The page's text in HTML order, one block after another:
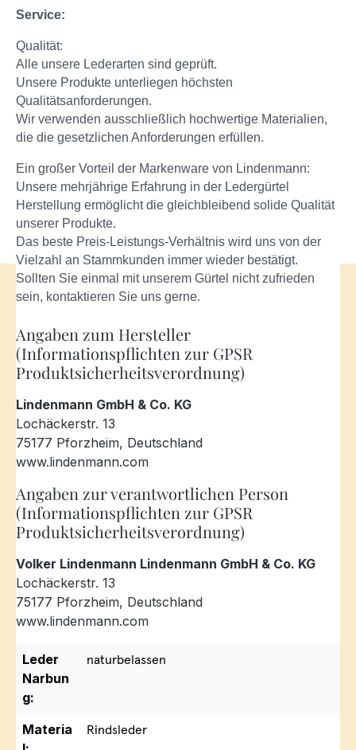
Service:
Qualität:
Alle unsere Lederarten sind geprüft.
Unsere Produkte unterliegen höchsten
Qualitätsanforderungen.
Wir verwenden ausschließlich hochwertige Materialien,
die die gesetzlichen Anforderungen erfüllen.
Ein großer Vorteil der Markenware von Lindenmann:
Unsere mehrjährige Erfahrung in der Ledergürtel
Herstellung ermöglicht die gleichbleibend solide Qualität
unserer Produkte.
Das beste Preis-Leistungs-Verhältnis wird uns von der
Vielzahl an Stammkunden immer wieder bestätigt.
Sollten Sie einmal mit unserem Gürtel nicht zufrieden
sein, kontaktieren Sie uns gerne.
Angaben zum Hersteller
(Informationspflichten zur GPSR
Produktsicherheitsverordnung)
Lindenmann GmbH & Co. KG
Lochäckerstr. 13
75177 Pforzheim, Deutschland
www.lindenmann.com
Angaben zur verantwortlichen Person
(Informationspflichten zur GPSR
Produktsicherheitsverordnung)
Volker Lindenmann Lindenmann GmbH & Co. KG
Lochäckerstr. 13
75177 Pforzheim, Deutschland
www.lindenmann.com
Leder
Narbun
g:
naturbelassen
Materia
Rindsleder